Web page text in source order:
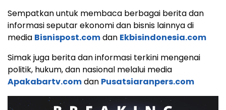
Sempatkan untuk membaca berbagai berita dan
informasi seputar ekonomi dan bisnis lainnya di
media Bisnispost.comdan Ekbisindonesia.com
Simak juga berita dan informasi terkini mengenai
politik, hukum, dan nasional melalui media
Apakabartv.comdan Pusatsiaranpers.com